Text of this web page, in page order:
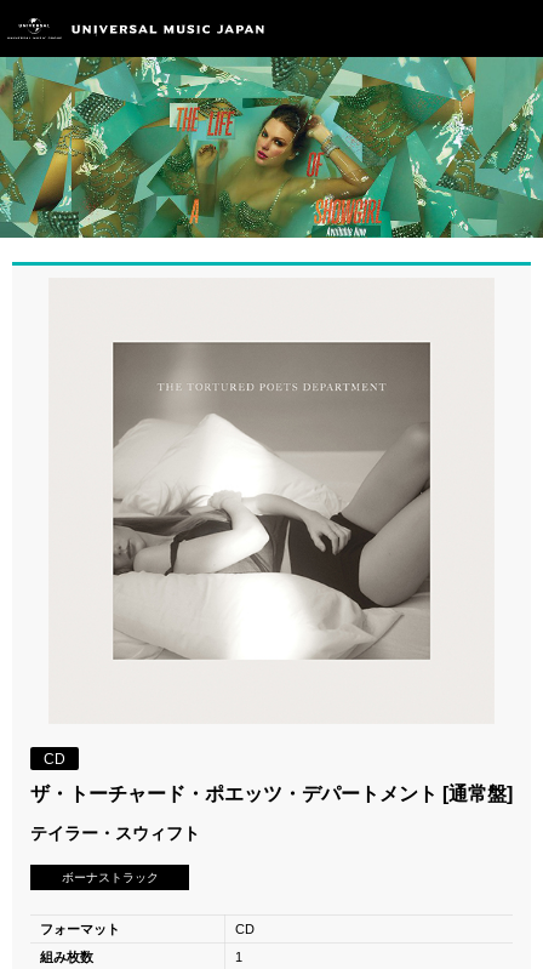
CD
ザ・トーチャード・ポエッツ・デパートメント [通常盤]
テイラー・スウィフト
ボーナストラック
フォーマット
CD
組み枚数
1